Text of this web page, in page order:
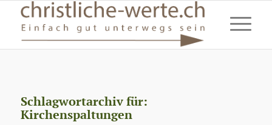
Schlagwortarchiv für:
Kirchenspaltungen